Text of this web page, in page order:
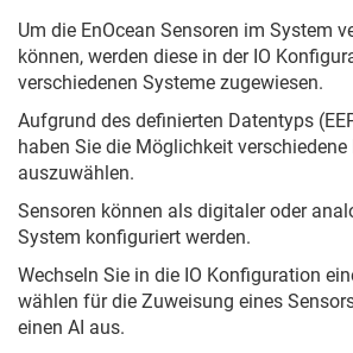
Um die EnOcean Sensoren im System
können, werden diese in der IO
verschiedenen Systeme zugewiesen.
Aufgrund des definierten Datentyps
haben Sie die Möglichkeit verschiedene
auszuwählen.
Sensoren können als digitaler oder
System konfiguriert werden.
Wechseln Sie in die IO Konfiguration
wählen für die Zuweisung eines
einen AI aus.